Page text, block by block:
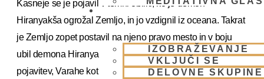
SKUPNOST
IZOBRAŽEVANJE
VKLJUČI SE
DELOVNE SKUPINE
Kasneje se je pojavil v temni obliki, ko je demon
Hiranyakša ogrožal Zemljo, in jo vzdignil iz oceana. Takrat
je Zemljo zopet postavil na njeno pravo mesto in v boju
ubil demona Hiranyakšo. Največkrat se omenja ta, zadnja
pojavitev, Varahe kot deseta inkarnacija.